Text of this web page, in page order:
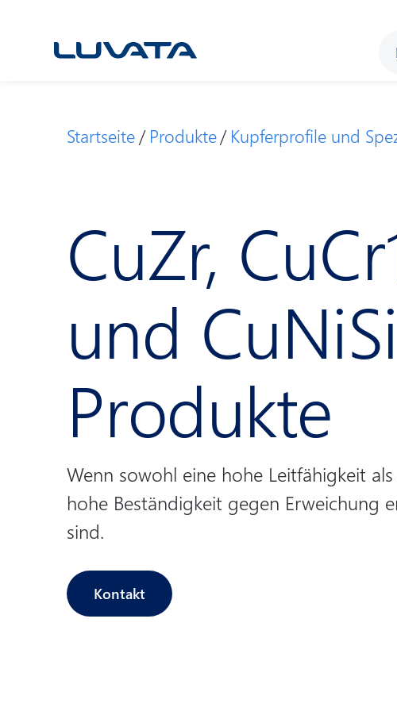
Startseite Produkte Kupferprofile und
CuZr,
und CuNiSi
Produkte
Wenn sowohl eine hohe Leitfähigkeit
hohe Beständigkeit gegen Erweichung
sind.
Kontakt